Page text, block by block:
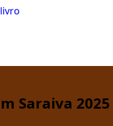
Saraiva 2025